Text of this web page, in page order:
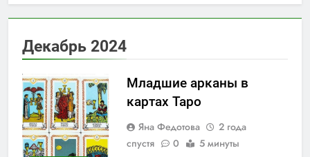
Архетип Жрицы в
картах Таро: символ
символ власти,
порядка и
ответственности
4 Дня Спустя
Архетип
Императрицы в
картах Таро: символ
созидания, изобилия
и женской мудрости
5 Дней Спустя
Архетип Шута в
Декабрь 2024
Младшие арканы в
картах Таро
Яна Федотова
2 года
спустя
0 5 минуты